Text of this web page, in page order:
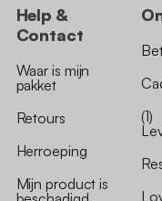
Help &
Contact
Waar is mijn
pakket
Retours
Herroeping
Mijn product is
(1)